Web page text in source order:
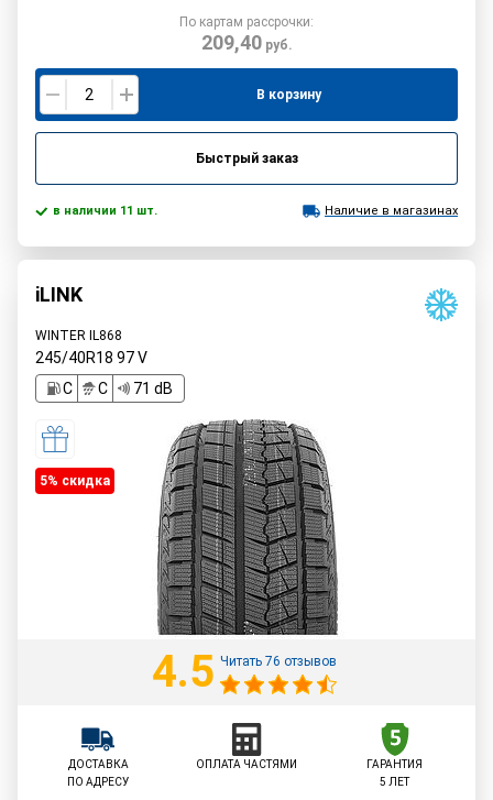
По картам рассрочки:
209,40руб.
В корзину
Быстрый заказ
в наличии 11 шт. Наличие в магазинах
iLINK
WINTER IL868
245/40R18 97V
C
C 71 dB
5% cкидка
4.5 Читать 76 отзывов
ДОСТАВКА
ПО АДРЕСУ
ОПЛАТА ЧАСТЯМИ
ГАРАНТИЯ
5 ЛЕТ